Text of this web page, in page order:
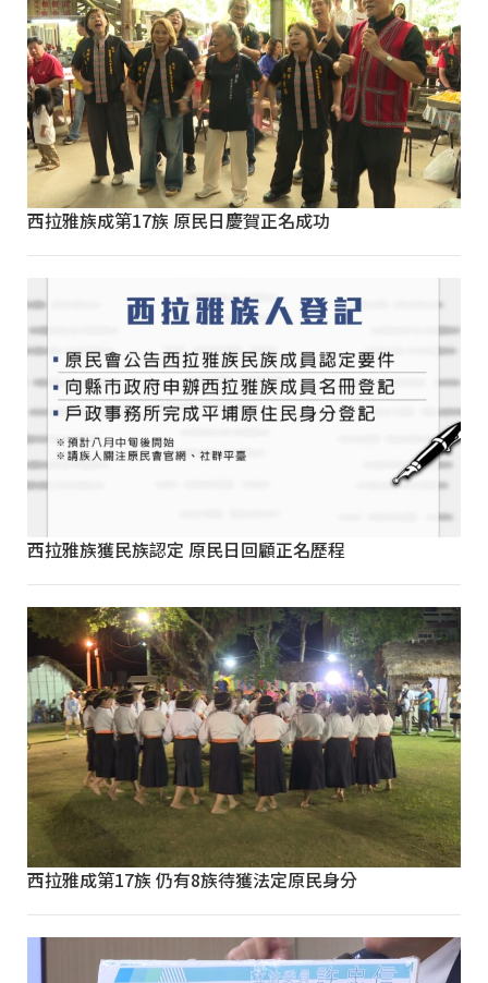
西拉雅族成第17族 原民日慶賀正名成功
西拉雅族獲民族認定 原民日回顧正名歷程
西拉雅成第17族 仍有8族待獲法定原民身分